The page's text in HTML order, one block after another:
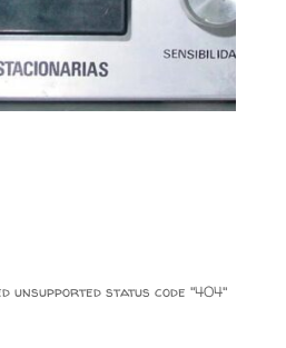
unsupported status code "404"